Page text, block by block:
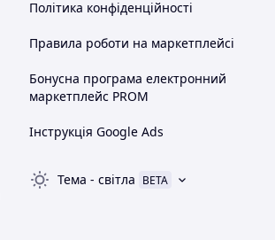
Політика конфіденційності
Правила роботи на маркетплейсі
Бонусна програма електронний
маркетплейс PROM
Інструкція Google Ads
Тема - світла BETA